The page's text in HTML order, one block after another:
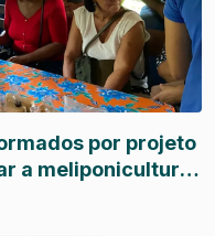
por projeto
a meliponicultura